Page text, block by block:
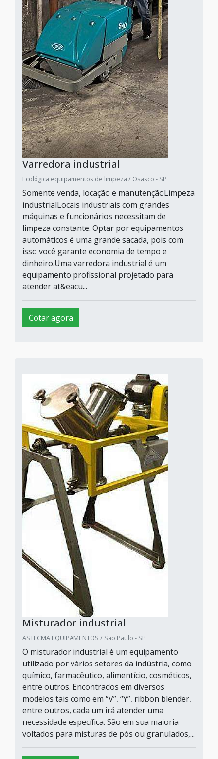
Varredora industrial
Ecológica equipamentos de limpeza / Osasco - SP
Somente venda, locação e manutençãoLimpeza
industrialLocais industriais com grandes
máquinas e funcionários necessitam de
limpeza constante. Optar por equipamentos
automáticos é uma grande sacada, pois com
isso você garante economia de tempo e
dinheiro.Uma varredora industrial é um
equipamento profissional projetado para
atender at&eacu...
Cotar agora
Misturador industrial
ASTECMA EQUIPAMENTOS / São Paulo - SP
O misturador industrial é um equipamento
utilizado por vários setores da indústria, como
químico, farmacêutico, alimentício, cosméticos,
entre outros. Encontrados em diversos
modelos tais como em “V”, “Y”, ribbon blender,
entre outros, cada um irá atender uma
necessidade específica. São em sua maioria
voltados para misturas de pós ou granulados,...